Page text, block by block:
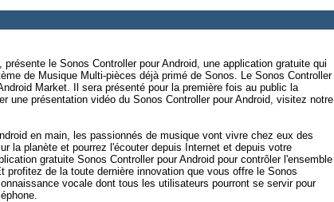
le Sonos Controller pour Android, une application gratuite qui
de Musique Multi-pièces déjà primé de Sonos. Le Sonos Controller
Market. Il sera présenté pour la première fois au public la
une présentation vidéo du Sonos Controller pour Android, visitez notre
en main, les passionnés de musique vont vivre chez eux des
la planète et pourrez l'écouter depuis Internet et depuis votre
gratuite Sonos Controller pour Android pour contrôler l'ensemble
de la toute dernière innovation que vous offre le Sonos
vocale dont tous les utilisateurs pourront se servir pour